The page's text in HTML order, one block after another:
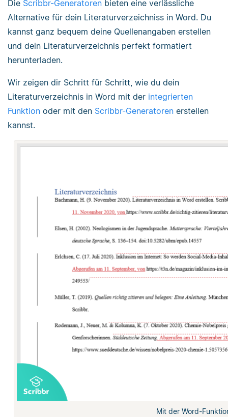
Die Scribbr-Generatoren bieten eine verlässliche
Alternative für dein Literaturverzeichniss in Word. Du
kannst ganz bequem deine Quellenangaben erstellen
und dein Literaturverzeichnis perfekt formatiert
herunterladen.
Wir zeigen dir Schritt für Schritt, wie du dein
Literaturverzeichnis in Word mit der integrierten
Funktion oder mit den Scribbr-Generatoren erstellen
kannst.
Mit der Word-